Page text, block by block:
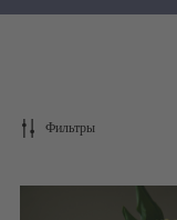
Фильтры